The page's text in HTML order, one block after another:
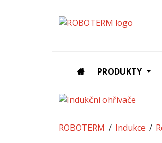
PRODUKTY
Zpět
ROBOTERM
Indukce